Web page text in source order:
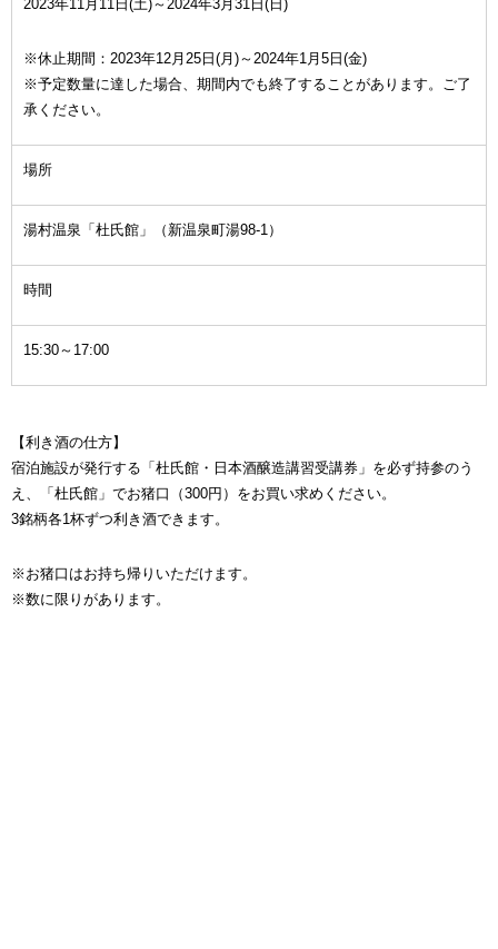
2023年11月11日(土)～2024年3月31日(日)
※休止期間：2023年12月25日(月)～2024年1月5日(金)
※予定数量に達した場合、期間内でも終了することがあります。ご了
承ください。
場所
湯村温泉「杜氏館」（新温泉町湯98-1）
時間
15:30～17:00
【利き酒の仕方】
宿泊施設が発行する「杜氏館・日本酒醸造講習受講券」を必ず持参のう
え、「杜氏館」でお猪口（300円）をお買い求めください。
3銘柄各1杯ずつ利き酒できます。
※お猪口はお持ち帰りいただけます。
※数に限りがあります。